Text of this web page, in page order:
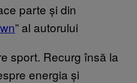
parte și din
” al autorului
sport. Recurg însă la
energia și